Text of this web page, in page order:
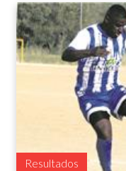
Resultados